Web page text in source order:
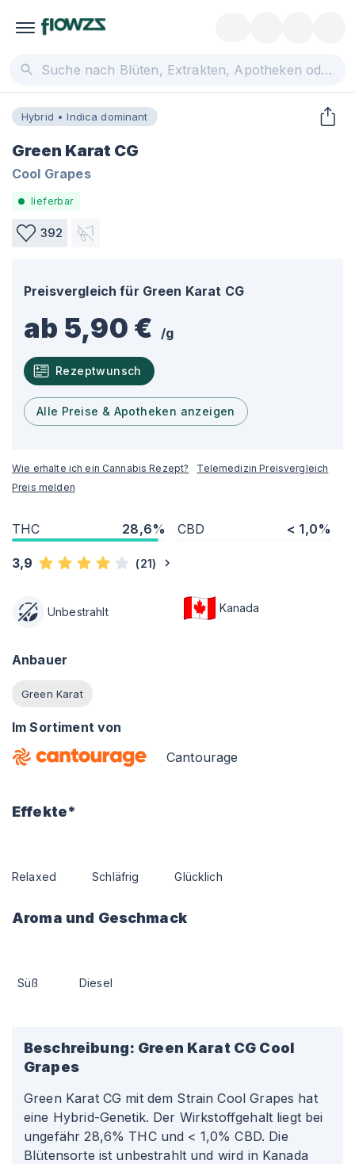
Hybrid • Indica dominant
Green Karat CG
Cool Grapes
lieferbar
392
Preisvergleich für Green Karat CG
ab 5,90 € /g
Rezeptwunsch
Alle Preise & Apotheken anzeigen
Wie erhalte ich ein Cannabis Rezept?
Telemedizin Preisvergleich
Preis melden
THC 28,6% CBD < 1,0%
3,9 (21)
Unbestrahlt Kanada
Anbauer
Green Karat
Im Sortiment von
Cantourage
Effekte*
Relaxed Schläfrig Glücklich
Aroma und Geschmack
Süß Diesel
Beschreibung: Green Karat CG Cool
Grapes
Green Karat CG mit dem Strain Cool Grapes hat
eine Hybrid-Genetik. Der Wirkstoffgehalt liegt bei
ungefähr 28,6% THC und < 1,0% CBD. Die
Blütensorte ist unbestrahlt und wird in Kanada